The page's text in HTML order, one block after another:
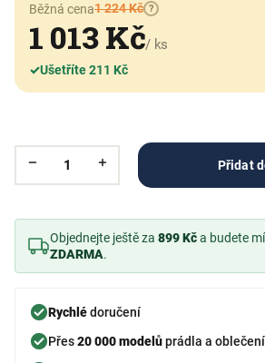
Běžná cena1 224 Kč ?
1 013 Kč/ ks
✓Ušetříte 211 Kč
Přidat
Objednejte ještě za 899 Kča budete
ZDARMA.
Rychlédoručení
Přes20 000 modelůprádla a oblečení